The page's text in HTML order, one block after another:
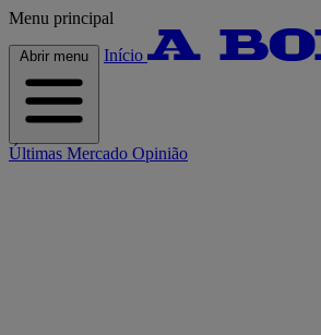
Menu principal
Abrir menu Início
Últimas Mercado Opinião